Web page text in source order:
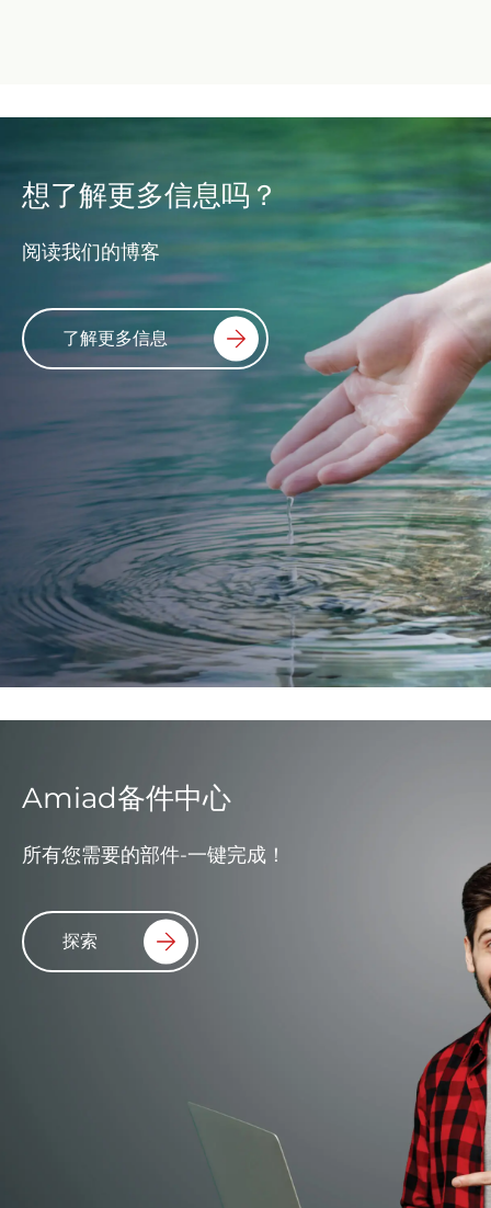
想了解更多信息吗？
阅读我们的博客
了解更多信息
Amiad备件中心
所有您需要的部件-一键完成！
探索